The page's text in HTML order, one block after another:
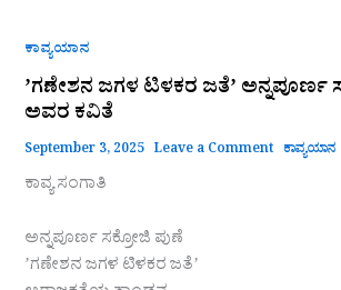
ಕಾವ್ಯಯಾನ
ʼಗಣೇಶನ ಜಗಳ ಟಿಳಕರ ಜತೆʼ ಅನ್ನಪೂರ್ಣ
ಅವರ ಕವಿತೆ
September 3, 2025 Leave a Comment ಕಾವ್ಯಯಾನ
ಕಾವ್ಯ ಸಂಗಾತಿ
ಅನ್ನಪೂರ್ಣ ಸಕ್ರೋಜಿ ಪುಣೆ
ʼಗಣೇಶನ ಜಗಳ ಟಿಳಕರ ಜತೆʼ